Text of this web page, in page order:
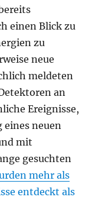
einen Blick zu
zu
neue
meldeten
an
Ereignisse,
eines neuen
mit
gesuchten
mehr als
entdeckt als